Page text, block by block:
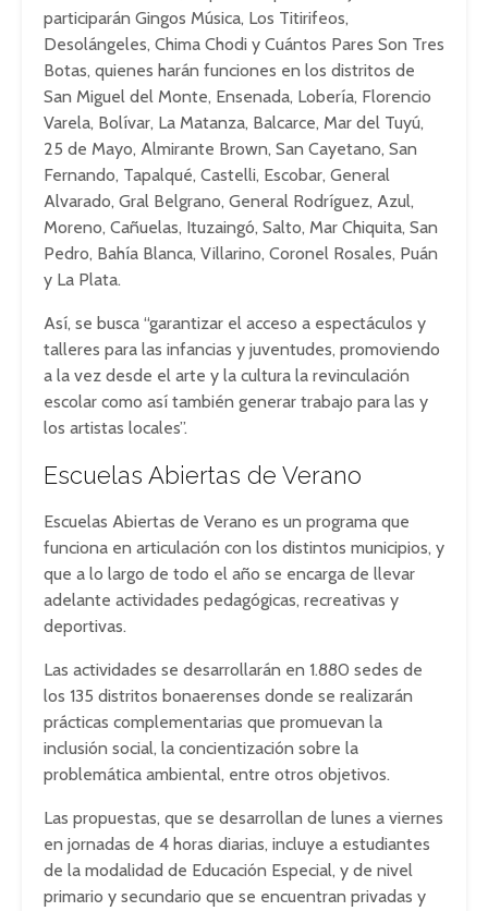
participarán Gingos Música, Los Titirifeos,
Desolángeles, Chima Chodi y Cuántos Pares Son Tres
Botas, quienes harán funciones en los distritos de
San Miguel del Monte, Ensenada, Lobería, Florencio
Varela, Bolívar, La Matanza, Balcarce, Mar del Tuyú,
25 de Mayo, Almirante Brown, San Cayetano, San
Fernando, Tapalqué, Castelli, Escobar, General
Alvarado, Gral Belgrano, General Rodríguez, Azul,
Moreno, Cañuelas, Ituzaingó, Salto, Mar Chiquita, San
Pedro, Bahía Blanca, Villarino, Coronel Rosales, Puán
y La Plata.
Así, se busca “garantizar el acceso a espectáculos y
talleres para las infancias y juventudes, promoviendo
a la vez desde el arte y la cultura la revinculación
escolar como así también generar trabajo para las y
los artistas locales”.
Escuelas Abiertas de Verano
Escuelas Abiertas de Verano es un programa que
funciona en articulación con los distintos municipios, y
que a lo largo de todo el año se encarga de llevar
adelante actividades pedagógicas, recreativas y
deportivas.
Las actividades se desarrollarán en 1.880 sedes de
los 135 distritos bonaerenses donde se realizarán
prácticas complementarias que promuevan la
inclusión social, la concientización sobre la
problemática ambiental, entre otros objetivos.
Las propuestas, que se desarrollan de lunes a viernes
en jornadas de 4 horas diarias, incluye a estudiantes
de la modalidad de Educación Especial, y de nivel
primario y secundario que se encuentran privadas y